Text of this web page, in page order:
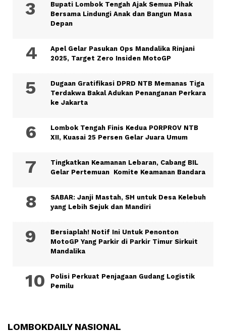
Bupati Lombok Tengah Ajak Semua Pihak
Bersama Lindungi Anak dan Bangun Masa
Depan
Apel Gelar Pasukan Ops Mandalika Rinjani
2025, Target Zero Insiden MotoGP
Dugaan Gratifikasi DPRD NTB Memanas Tiga
Terdakwa Bakal Adukan Penanganan Perkara
ke Jakarta
Lombok Tengah Finis Kedua PORPROV NTB
XII, Kuasai 25 Persen Gelar Juara Umum
Tingkatkan Keamanan Lebaran, Cabang BIL
Gelar Pertemuan Komite Keamanan Bandara
SABAR: Janji Mastah, SH untuk Desa Kelebuh
yang Lebih Sejuk dan Mandiri
Bersiaplah! Notif Ini Untuk Penonton
MotoGP Yang Parkir di Parkir Timur Sirkuit
Mandalika
Polisi Perkuat Penjagaan Gudang Logistik
Pemilu
LOMBOKDAILY NASIONAL